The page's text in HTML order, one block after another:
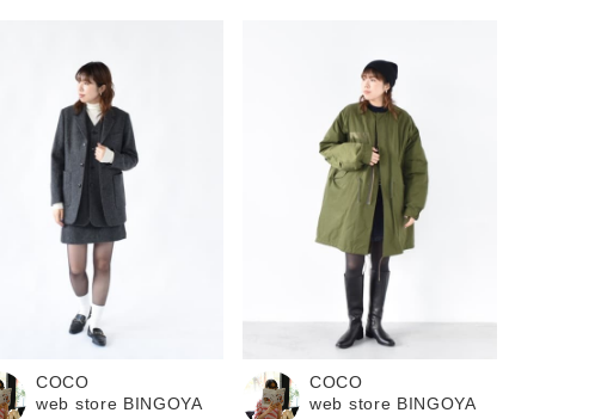
COCO
web store BINGOYA
COCO
web store BINGOYA